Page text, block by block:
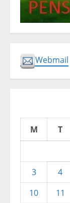
Webmail
M T
3
4
10
11